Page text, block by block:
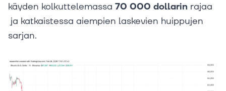
käyden kolkuttelemassa 70 000 dollarin rajaa
ja katkaistessa aiempien laskevien huippujen
sarjan.